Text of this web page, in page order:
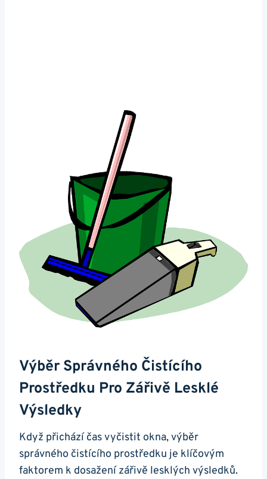
Výběr Správného Čistícího
Prostředku Pro Zářivě Lesklé
Výsledky
Když přichází čas vyčistit okna, výběr
správného čistícího prostředku je klíčovým
faktorem k dosažení zářivě lesklých výsledků.